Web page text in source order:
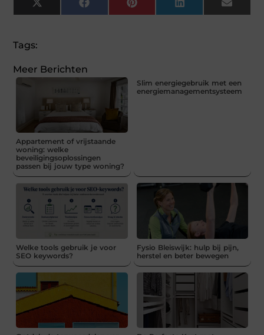
X
(Twitter)
FacebookPinterestLinkedIn Email
Tags:
Meer Berichten
Appartement of vrijstaande
woning: welke
beveiligingsoplossingen
passen bij jouw type woning?
Slim energiegebruik met een
energiemanagementsysteem
Welke tools gebruik je voor
SEO keywords?
Fysio Bleiswijk: hulp bij pijn,
herstel en beter bewegen